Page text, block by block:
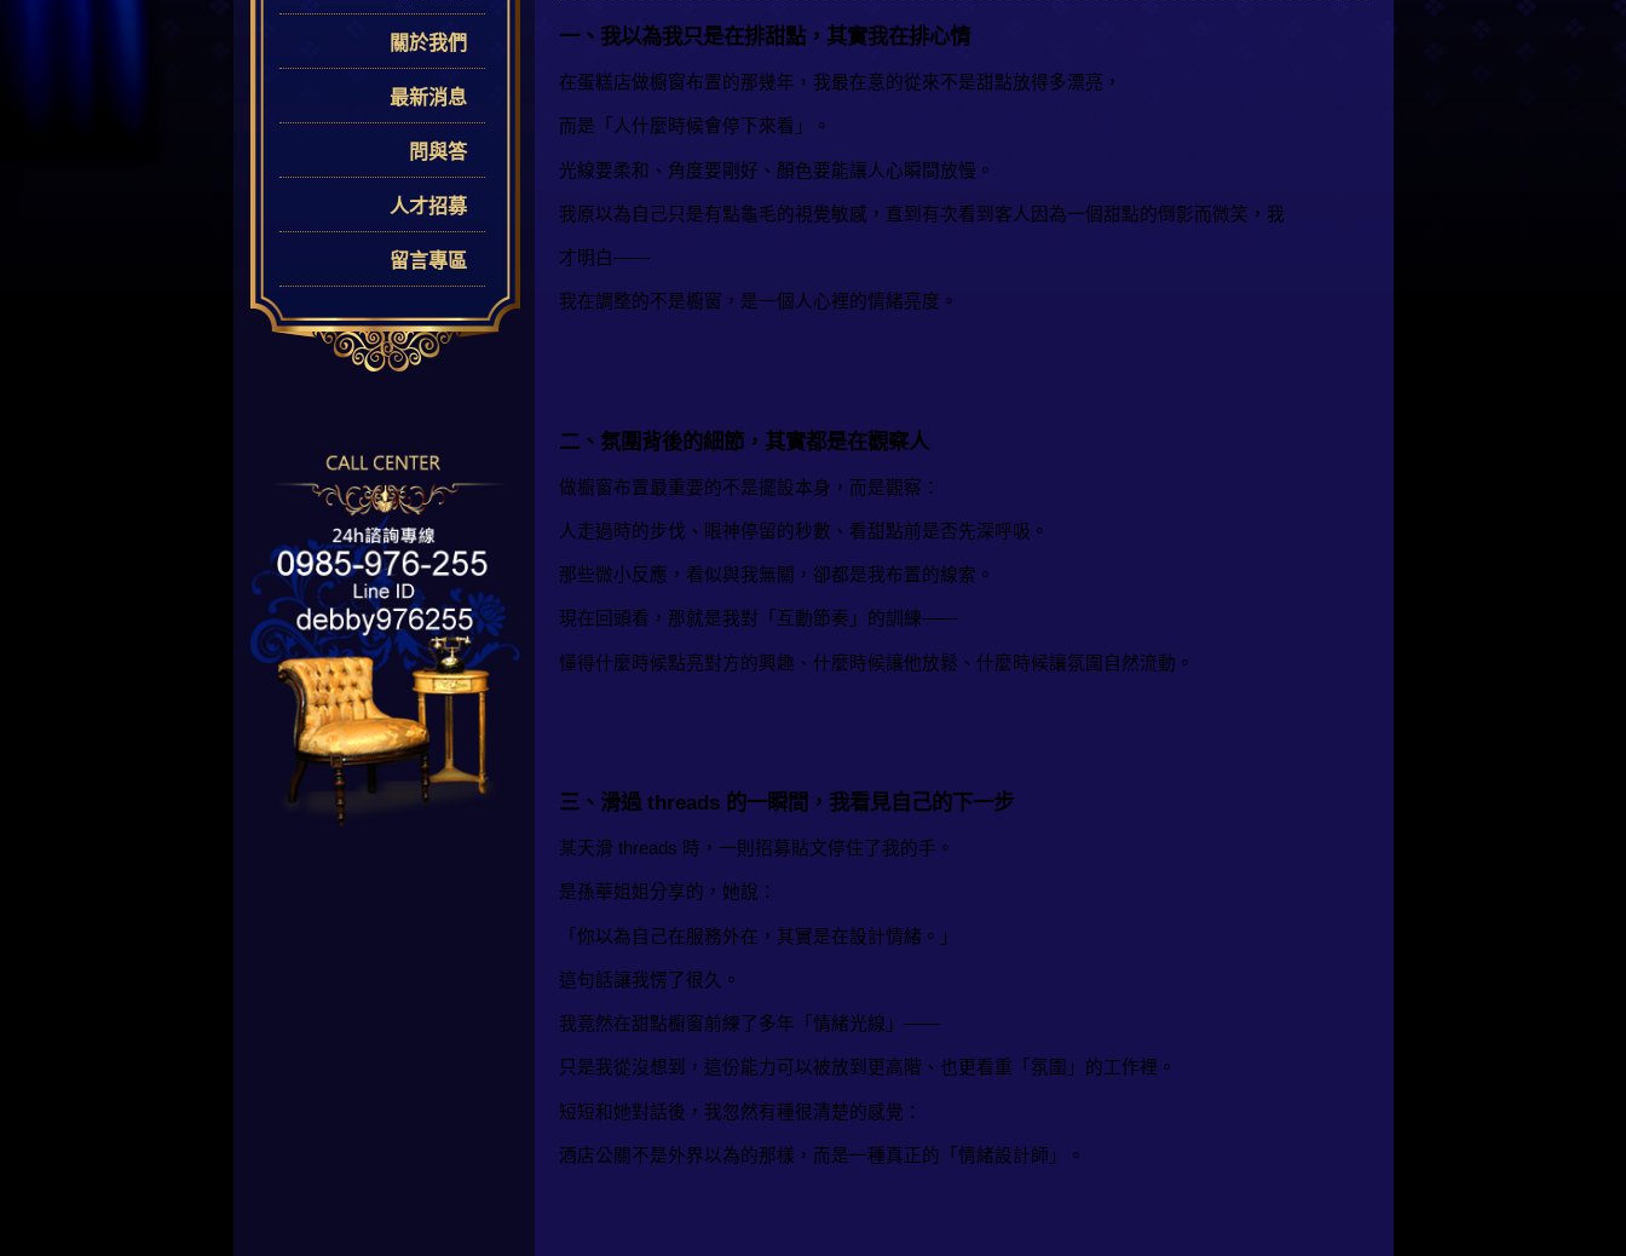
關於我們
最新消息
問與答
人才招募
留言專區
一、我以為我只是在排甜點，其實我在排心情
在蛋糕店做櫥窗布置的那幾年，我最在意的從來不是甜點放得多漂亮，
而是「人什麼時候會停下來看」。
光線要柔和、角度要剛好、顏色要能讓人心瞬間放慢。
我原以為自己只是有點龜毛的視覺敏感，直到有次看到客人因為一個甜點的倒影而微笑，我
才明白——
我在調整的不是櫥窗，是一個人心裡的情緒亮度。
二、氛圍背後的細節，其實都是在觀察人
做櫥窗布置最重要的不是擺設本身，而是觀察：
人走過時的步伐、眼神停留的秒數、看甜點前是否先深呼吸。
那些微小反應，看似與我無關，卻都是我布置的線索。
現在回頭看，那就是我對「互動節奏」的訓練——
懂得什麼時候點亮對方的興趣、什麼時候讓他放鬆、什麼時候讓氛圍自然流動。
三、滑過 threads 的一瞬間，我看見自己的下一步
某天滑 threads 時，一則招募貼文停住了我的手。
是孫華姐姐分享的，她說：
「你以為自己在服務外在，其實是在設計情緒。」
這句話讓我愣了很久。
我竟然在甜點櫥窗前練了多年「情緒光線」——
只是我從沒想到，這份能力可以被放到更高階、也更看重「氛圍」的工作裡。
短短和她對話後，我忽然有種很清楚的感覺：
酒店公關不是外界以為的那樣，而是一種真正的「情緒設計師」。